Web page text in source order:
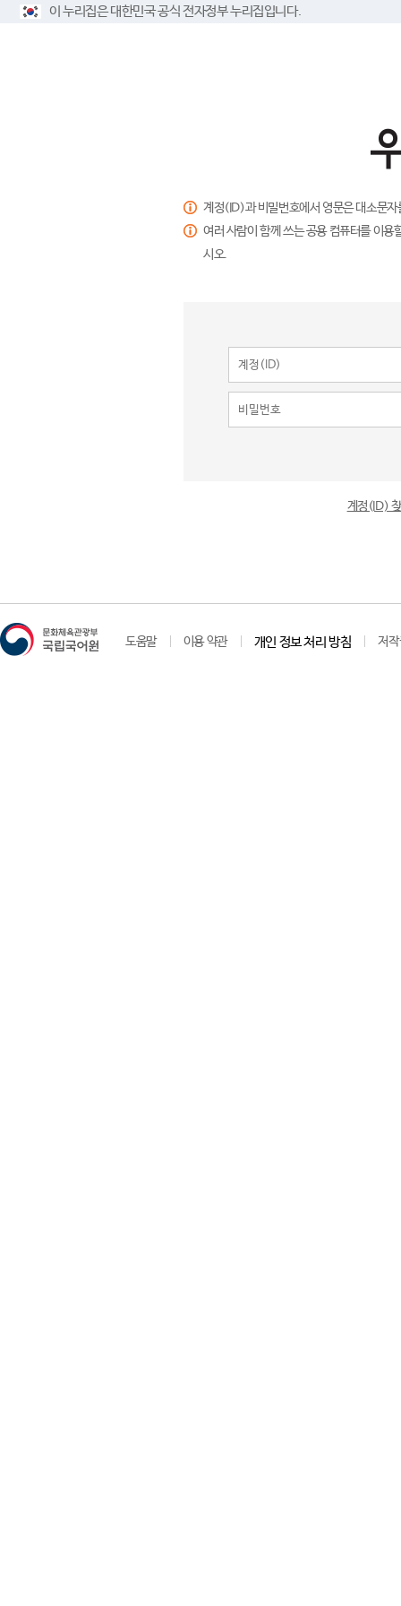
이 누리집은 대한민국 공식 전자정부 누리집입니다.
계정(ID)과 비밀번호에서 영문은 대소문
여러 사람이 함께 쓰는 공용 컴퓨터를 이
시오.
계정(ID)
도움말 이용 약관 개인 정보 처리 방침 저